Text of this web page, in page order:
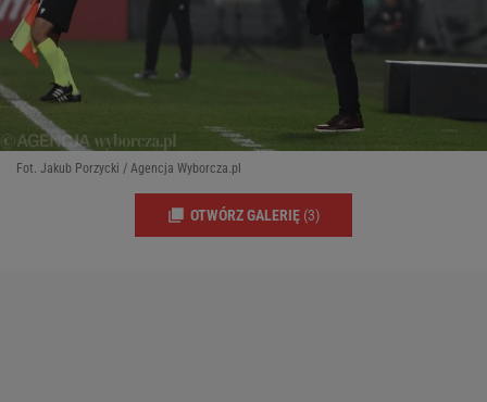
Fot. Jakub Porzycki / Agencja Wyborcza.pl
OTWÓRZ GALERIĘ (3)